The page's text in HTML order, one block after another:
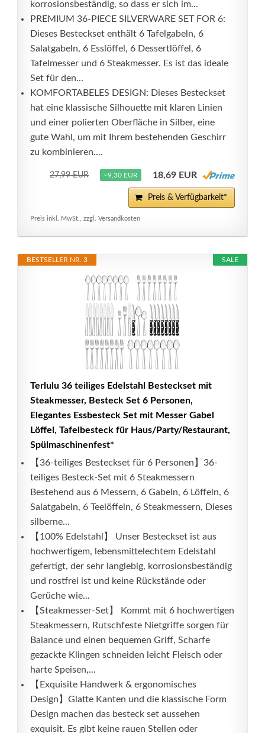
korrosionsbeständig, so dass er sich im...
PREMIUM 36-PIECE SILVERWARE SET FOR 6:
Dieses Besteckset enthält 6 Tafelgabeln, 6
Salatgabeln, 6 Esslöffel, 6 Dessertlöffel, 6
Tafelmesser und 6 Steakmesser. Es ist das ideale
Set für den...
KOMFORTABELES DESIGN: Dieses Besteckset
hat eine klassische Silhouette mit klaren Linien
und einer polierten Oberfläche in Silber, eine
gute Wahl, um mit Ihrem bestehenden Geschirr
zu kombinieren....
27,99 EUR −9,30 EUR 18,69 EUR
Preis & Verfügbarkeit*
Preis inkl. MwSt., zzgl. Versandkosten
SALE
BESTSELLER NR. 3
Terlulu 36 teiliges Edelstahl Besteckset mit
Steakmesser, Besteck Set 6 Personen,
Elegantes Essbesteck Set mit Messer Gabel
Löffel, Tafelbesteck für Haus/Party/Restaurant,
Spülmaschinenfest*
【36-teiliges Besteckset für 6 Personen】36-
teiliges Besteck-Set mit 6 Steakmessern
Bestehend aus 6 Messern, 6 Gabeln, 6 Löffeln, 6
Salatgabeln, 6 Teelöffeln, 6 Steakmessern, Dieses
silberne...
【100% Edelstahl】 Unser Besteckset ist aus
hochwertigem, lebensmittelechtem Edelstahl
gefertigt, der sehr langlebig, korrosionsbeständig
und rostfrei ist und keine Rückstände oder
Gerüche wie...
【Steakmesser-Set】 Kommt mit 6 hochwertigen
Steakmessern, Rutschfeste Nietgriffe sorgen für
Balance und einen bequemen Griff, Scharfe
gezackte Klingen schneiden leicht Fleisch oder
harte Speisen,...
【Exquisite Handwerk & ergonomisches
Design】Glatte Kanten und die klassische Form
Design machen das besteck set aussehen
exquisit. Es gibt keine rauen Stellen oder